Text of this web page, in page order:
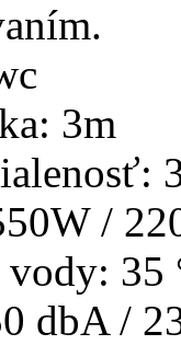
3m
/
35
dbA /